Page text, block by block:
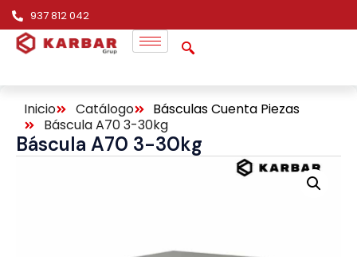
937 812 042
Inicio Catálogo
Básculas Cuenta Piezas
Báscula A70 3-30kg
Báscula A70 3-30kg